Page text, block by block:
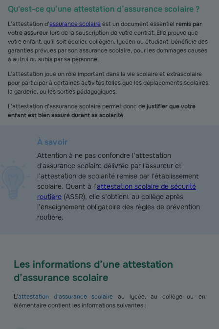
Qu'est-ce qu’une attestation d’assurance scolaire ?
L’attestation d’assurance scolaireest un document essentiel remis par
votre assureur lors de la souscription de votre contrat. Elle prouve que
votre enfant, qu’il soit écolier, collégien, lycéen ou étudiant, bénéficie des
garanties prévues par son assurance scolaire, pour les dommages causés
à autrui ou subis par sa personne.
L’attestation joue un rôle important dans la vie scolaire et extrascolaire
pour participer à certaines activités telles que les déplacements scolaires,
la garderie, ou les sorties pédagogiques.
L’attestation d’assurance scolaire permet donc de justifier que votre
enfant est bien assuré durant sa scolarité.
À savoir
Attention à ne pas confondre l’attestation
d'assurance scolaire délivrée par l'assureur et
l’attestation de scolarité remise par l'établissement
scolaire. Quant à l’attestation scolaire de sécurité
routière (ASSR), elle s’obtient au collège après
l’enseignement obligatoire des règles de prévention
routière.
Les informations d’une attestation
d’assurance scolaire
L’attestation d’assurance scolaire au lycée, au collège ou en
élémentaire contient les informations suivantes :